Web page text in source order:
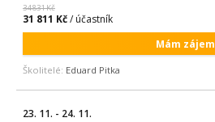
34 831 Kč
31 811 Kč/ účastník
Mám zájem
Školitelé: Eduard Pitka
23. 11. - 24. 11.